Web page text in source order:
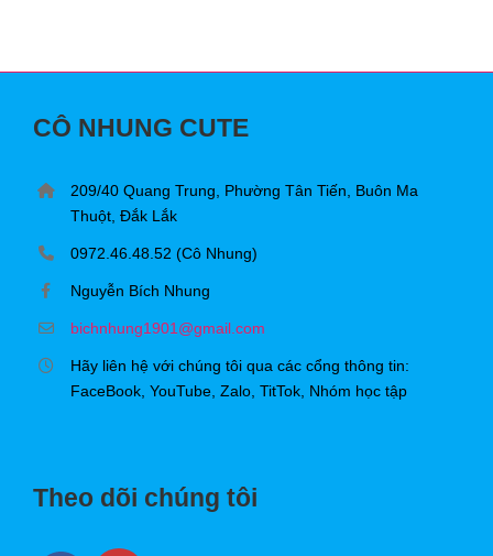
CÔ NHUNG CUTE
209/40 Quang Trung, Phường Tân Tiến, Buôn Ma
Thuột, Đắk Lắk
0972.46.48.52 (Cô Nhung)
Nguyễn Bích Nhung
bichnhung1901@gmail.com
Hãy liên hệ với chúng tôi qua các cổng thông tin:
FaceBook, YouTube, Zalo, TitTok, Nhóm học tập
Theo dõi chúng tôi